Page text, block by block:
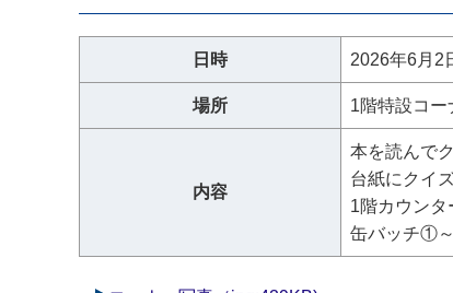
日時 2026年6月2
場所 1階特設コー
内容
本を読んで
台紙にクイ
1階カウンタ
缶バッチ①